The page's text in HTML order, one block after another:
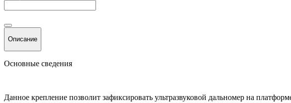
Описание
Основные сведения
Данное крепление позволит зафиксировать ультразвуковой дальномер на